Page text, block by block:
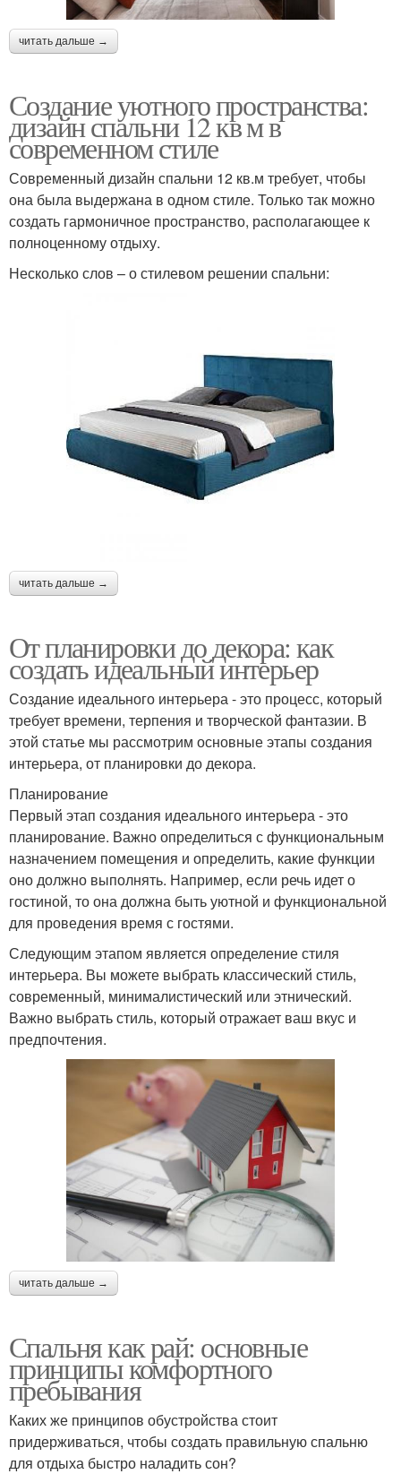
читать дальше →
Создание уютного пространства:
дизайн спальни 12 кв м в
современном стиле
Современный дизайн спальни 12 кв.м требует, чтобы
она была выдержана в одном стиле. Только так можно
создать гармоничное пространство, располагающее к
полноценному отдыху.
Несколько слов – о стилевом решении спальни:
читать дальше →
От планировки до декора: как
создать идеальный интерьер
Создание идеального интерьера - это процесс, который
требует времени, терпения и творческой фантазии. В
этой статье мы рассмотрим основные этапы создания
интерьера, от планировки до декора.
Планирование
Первый этап создания идеального интерьера - это
планирование. Важно определиться с функциональным
назначением помещения и определить, какие функции
оно должно выполнять. Например, если речь идет о
гостиной, то она должна быть уютной и функциональной
для проведения время с гостями.
Следующим этапом является определение стиля
интерьера. Вы можете выбрать классический стиль,
современный, минималистический или этнический.
Важно выбрать стиль, который отражает ваш вкус и
предпочтения.
читать дальше →
Спальня как рай: основные
принципы комфортного
пребывания
Каких же принципов обустройства стоит
придерживаться, чтобы создать правильную спальню
для отдыха быстро наладить сон?